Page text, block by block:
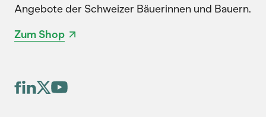
Angebote der Schweizer Bäuerinnen und Bauern.
Zum Shop